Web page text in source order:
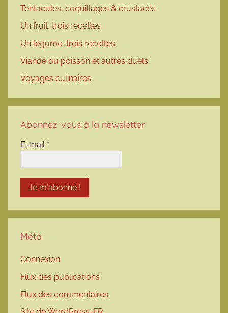
Tentacules, coquillages & crustacés
Un fruit, trois recettes
Un légume, trois recettes
Viande ou poisson et autres duels
Voyages culinaires
Abonnez-vous à la newsletter
E-mail *
Méta
Connexion
Flux des publications
Flux des commentaires